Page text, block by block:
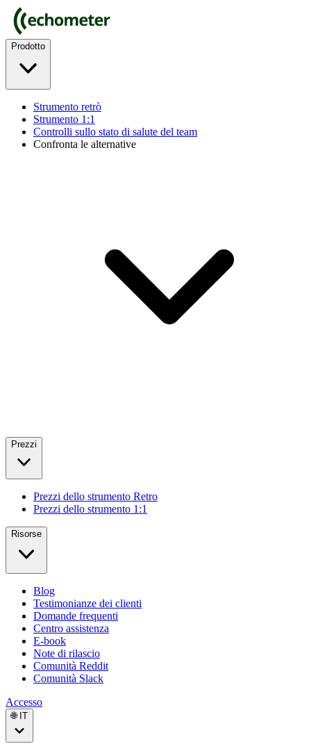
Prodotto
Strumento retrò
Strumento 1:1
Controlli sullo stato di salute del team
Confronta le alternative
Prezzi
Prezzi dello strumento Retro
Prezzi dello strumento 1:1
Risorse
Blog
Testimonianze dei clienti
Domande frequenti
Centro assistenza
E-book
Note di rilascio
Comunità Reddit
Comunità Slack
Accesso
🌐 IT